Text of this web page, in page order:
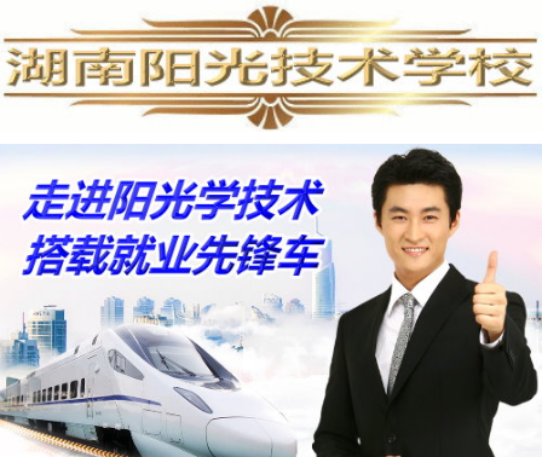
手机维修培训,手机维修培训学校,手机维修培训班